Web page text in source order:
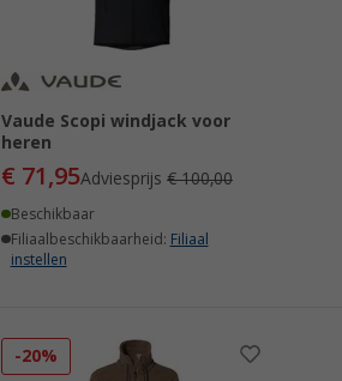
Vaude Scopi windjack voor
heren
€ 71,95Adviesprijs€ 100,00
Beschikbaar
Filiaalbeschikbaarheid: Filiaal
instellen
-20%